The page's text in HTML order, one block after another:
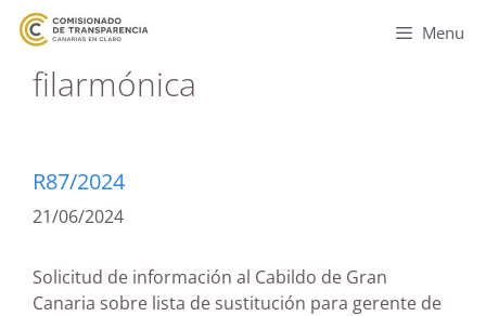
Menu
filarmónica
R87/2024
21/06/2024
Solicitud de información al Cabildo de Gran
Canaria sobre lista de sustitución para gerente de